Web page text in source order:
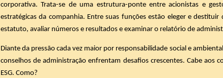
corporativa. Trata-se de uma estrutura-ponte entre acionistas e
estratégicas da companhia. Entre suas funções estão eleger e
estatuto, avaliar números e resultados e examinar o relatório de
Diante da pressão cada vez maior por responsabilidade social e
conselhos de administração enfrentam desafios crescentes. Cabe aos
ESG. Como?